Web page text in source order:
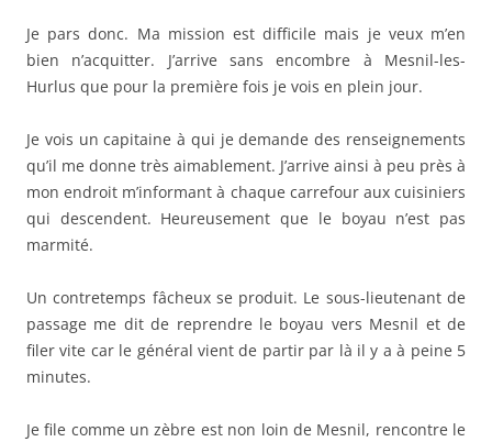
Je pars donc. Ma mission est difficile mais je veux m’en
bien n’acquitter. J’arrive sans encombre à Mesnil-les-
Hurlus que pour la première fois je vois en plein jour.
Je vois un capitaine à qui je demande des renseignements
qu’il me donne très aimablement. J’arrive ainsi à peu près à
mon endroit m’informant à chaque carrefour aux cuisiniers
qui descendent. Heureusement que le boyau n’est pas
marmité.
Un contretemps fâcheux se produit. Le sous-lieutenant de
passage me dit de reprendre le boyau vers Mesnil et de
filer vite car le général vient de partir par là il y a à peine 5
minutes.
Je file comme un zèbre est non loin de Mesnil, rencontre le